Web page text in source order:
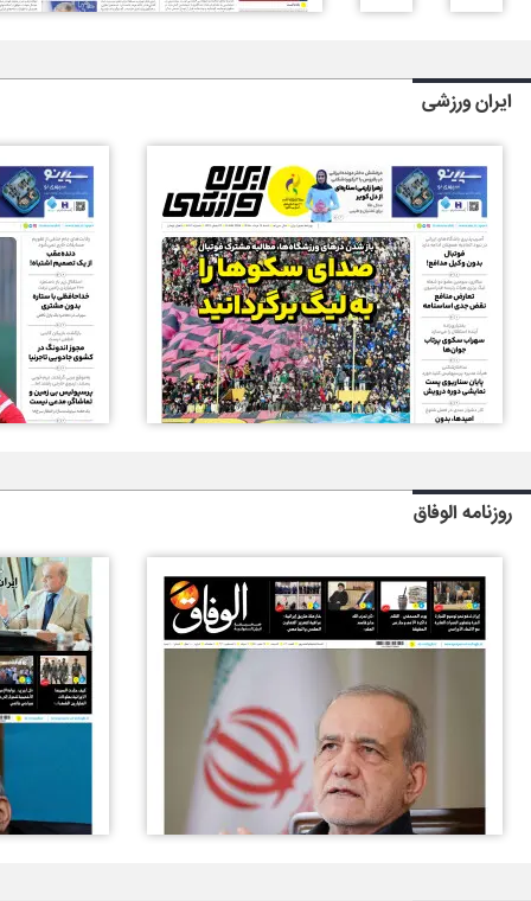
ایران ورزشی
روزنامه الوفاق